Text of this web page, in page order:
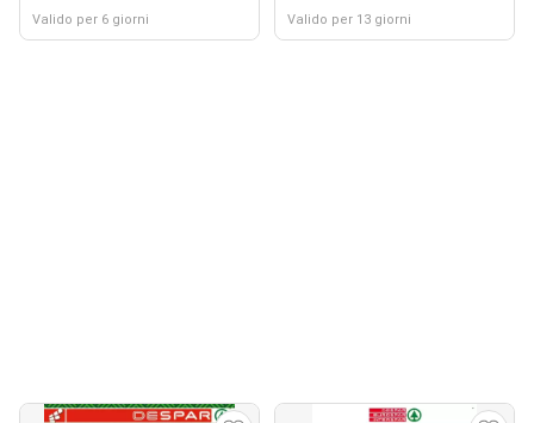
Valido per 6 giorni Valido per 13 giorni